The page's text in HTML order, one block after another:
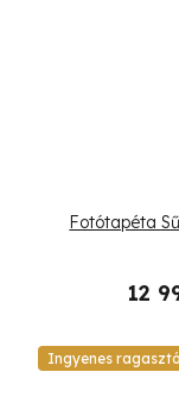
Fotótapéta
12
Ingyenes ragasztó